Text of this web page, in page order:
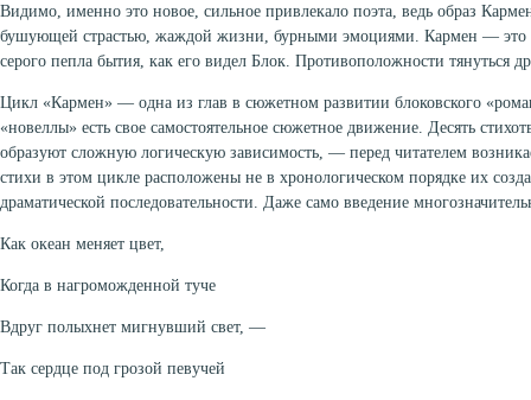
Видимо, именно это новое, сильное привлекало поэта, ведь образ
бушующей страстью, жаждой жизни, бурными эмоциями. Кармен — это
серого пепла бытия, как его видел Блок. Противоположности тянуться
Цикл «Кармен» — одна из глав в сюжетном развитии блоковского
«новеллы» есть свое самостоятельное сюжетное движение. Десять
образуют сложную логическую зависимость, — перед читателем
стихи в этом цикле расположены не в хронологическом порядке их
драматической последовательности. Даже само введение
Как океан меняет цвет,
Когда в нагроможденной туче
Вдруг полыхнет мигнувший свет, —
Так сердце под грозой певучей